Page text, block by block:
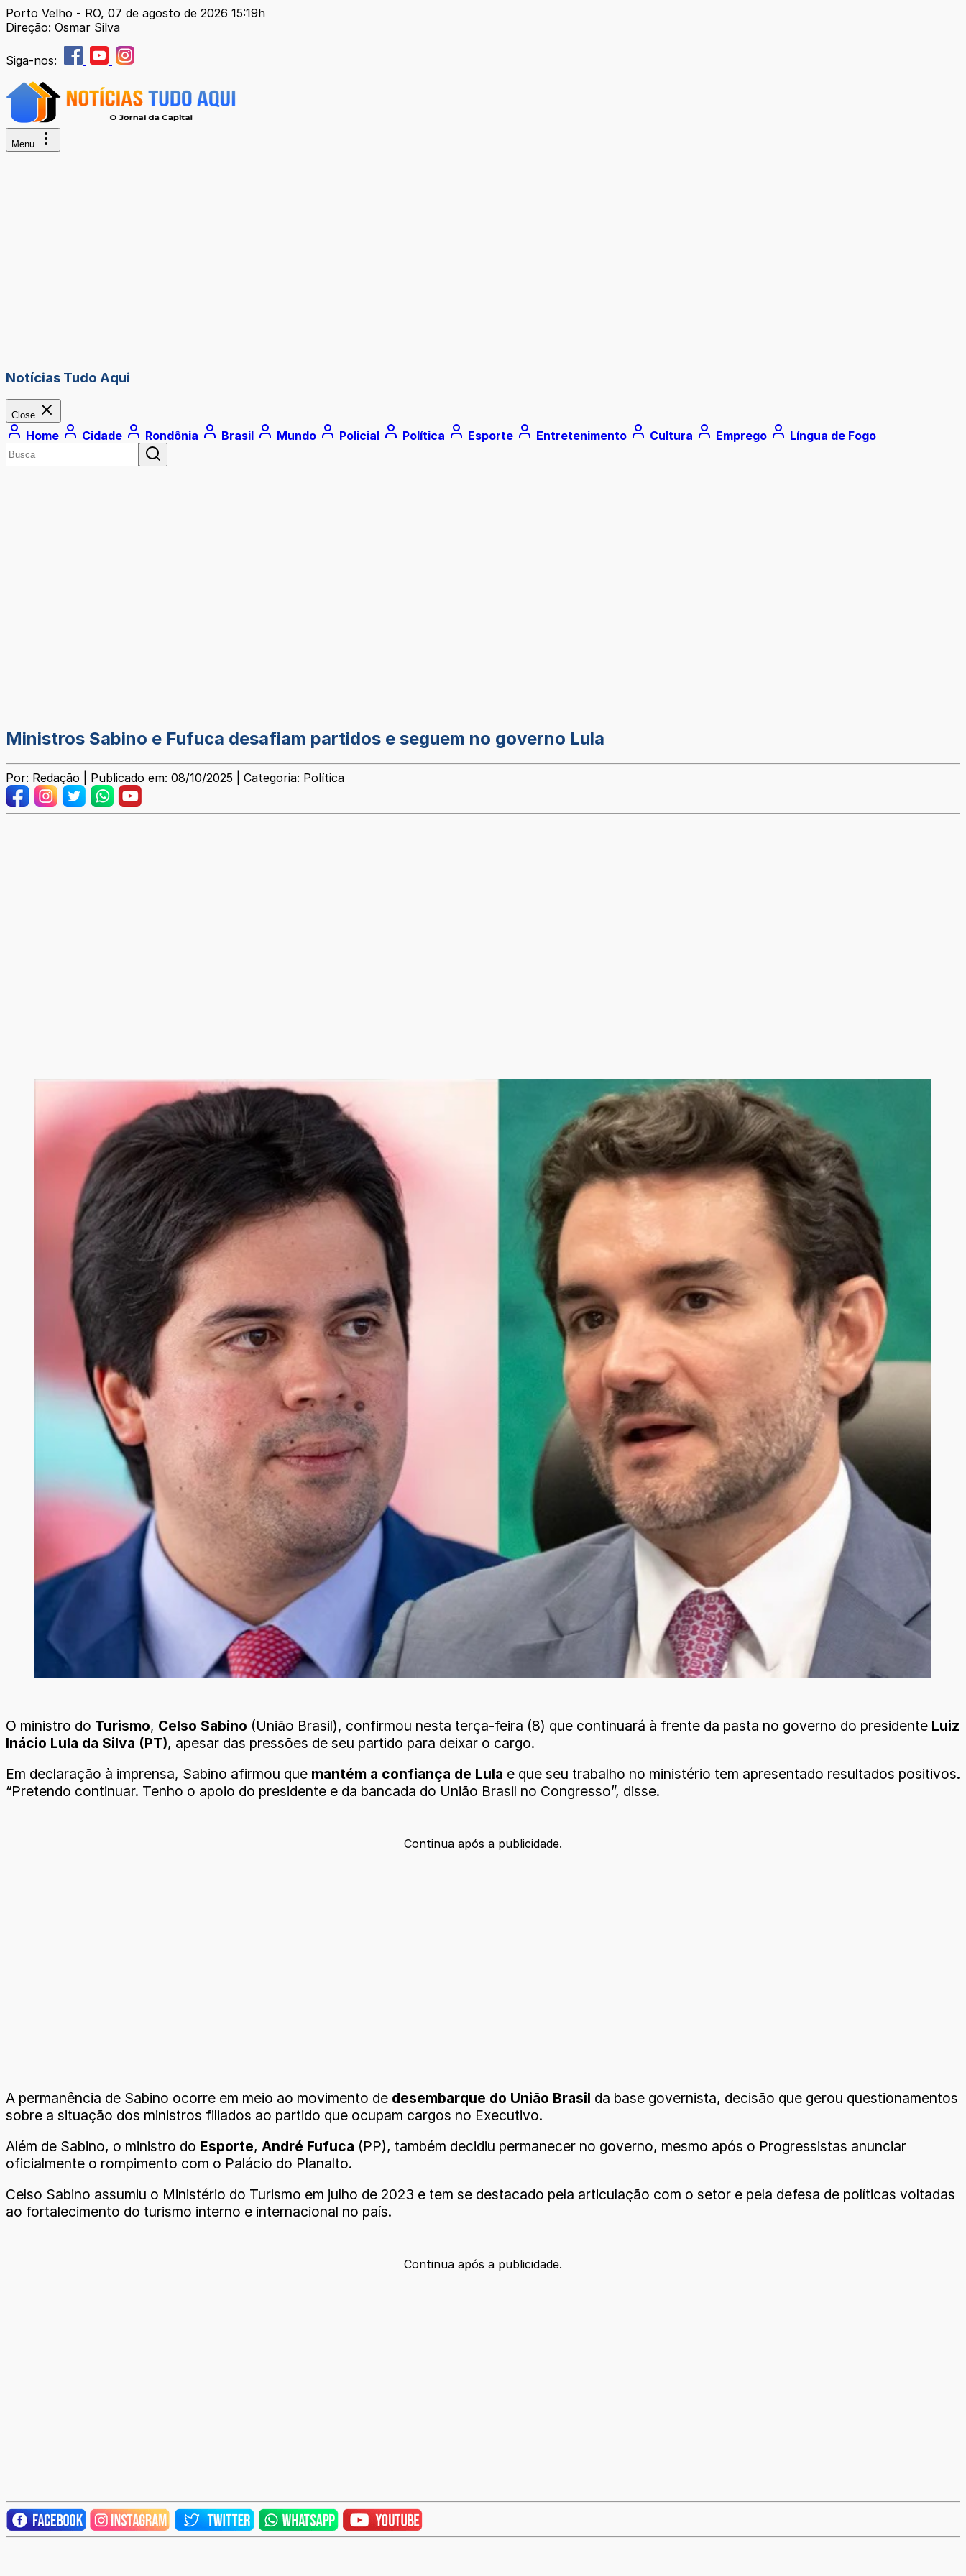
Porto Velho - RO, 07 de agosto de 2026 15:19h
Direção: Osmar Silva
Siga-nos:
Menu
Notícias Tudo Aqui
Close
Home Cidade Rondônia Brasil Mundo Policial Política Esporte Entretenimento Cultura Emprego Língua de Fogo
Ministros Sabino e Fufuca desafiam partidos e seguem no governo Lula
Por: Redação | Publicado em: 08/10/2025 | Categoria: Política
O ministro do Turismo, Celso Sabino (União Brasil), confirmou nesta terça-feira (8) que continuará à frente da pasta no governo do presidente Luiz
Inácio Lula da Silva (PT), apesar das pressões de seu partido para deixar o cargo.
Em declaração à imprensa, Sabino afirmou que mantém a confiança de Lula e que seu trabalho no ministério tem apresentado resultados positivos.
“Pretendo continuar. Tenho o apoio do presidente e da bancada do União Brasil no Congresso”, disse.
Continua após a publicidade.
A permanência de Sabino ocorre em meio ao movimento de desembarque do União Brasil da base governista, decisão que gerou questionamentos
sobre a situação dos ministros filiados ao partido que ocupam cargos no Executivo.
Além de Sabino, o ministro do Esporte, André Fufuca (PP), também decidiu permanecer no governo, mesmo após o Progressistas anunciar
oficialmente o rompimento com o Palácio do Planalto.
Celso Sabino assumiu o Ministério do Turismo em julho de 2023 e tem se destacado pela articulação com o setor e pela defesa de políticas voltadas
ao fortalecimento do turismo interno e internacional no país.
Continua após a publicidade.